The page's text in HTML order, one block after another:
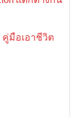
คู่มือเอาชีวิต